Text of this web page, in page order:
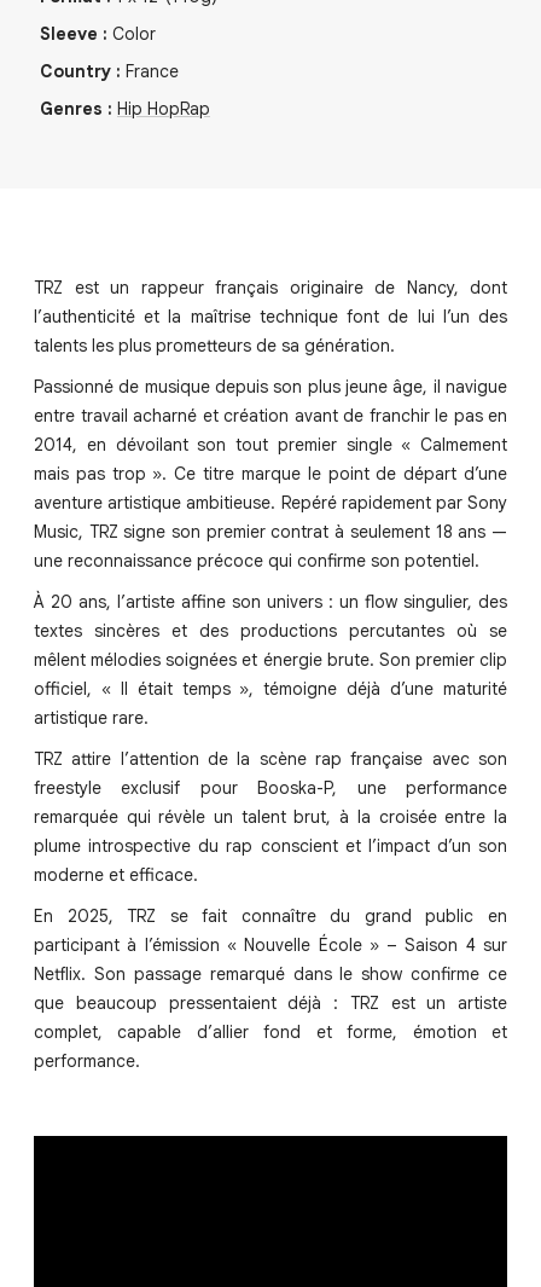
Sleeve : Color
Country : France
Genres : Hip HopRap
TRZ est un rappeur français originaire de Nancy, dont
l’authenticité et la maîtrise technique font de lui l’un des
talents les plus prometteurs de sa génération.
Passionné de musique depuis son plus jeune âge, il navigue
entre travail acharné et création avant de franchir le pas en
2014, en dévoilant son tout premier single « Calmement
mais pas trop ». Ce titre marque le point de départ d’une
aventure artistique ambitieuse. Repéré rapidement par Sony
Music, TRZ signe son premier contrat à seulement 18 ans —
une reconnaissance précoce qui confirme son potentiel.
À 20 ans, l’artiste affine son univers : un flow singulier, des
textes sincères et des productions percutantes où se
mêlent mélodies soignées et énergie brute. Son premier clip
officiel, « Il était temps », témoigne déjà d’une maturité
artistique rare.
TRZ attire l’attention de la scène rap française avec son
freestyle exclusif pour Booska-P, une performance
remarquée qui révèle un talent brut, à la croisée entre la
plume introspective du rap conscient et l’impact d’un son
moderne et efficace.
En 2025, TRZ se fait connaître du grand public en
participant à l’émission « Nouvelle École » – Saison 4 sur
Netflix. Son passage remarqué dans le show confirme ce
que beaucoup pressentaient déjà : TRZ est un artiste
complet, capable d’allier fond et forme, émotion et
performance.